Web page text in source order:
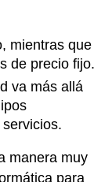
mientras que
de precio fijo.
va más allá
manera muy
para